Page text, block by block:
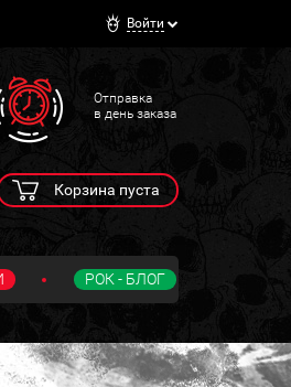
Войти
Отправка
в день заказа
Корзина пуста
РОК - БЛОГ